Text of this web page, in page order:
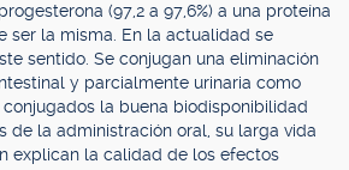
(97,2 a 97,6%) a una proteína
ser la misma. En la actualidad se
sentido. Se conjugan una eliminación
y parcialmente urinaria como
la buena biodisponibilidad
de la administración oral, su larga vida
explican la calidad de los efectos